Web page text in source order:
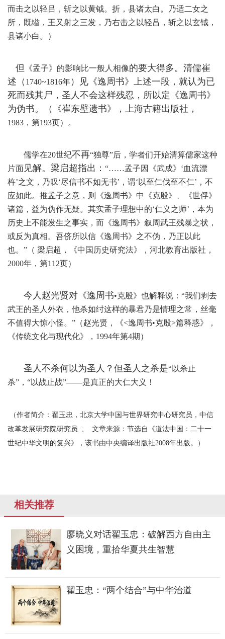
而击之以轻吕，斩之以黄钺。折，县诸太白。乃适二女之
所，既缢，王又射之三发，乃右击之以轻吕，斩之以玄钺，
县诸小白。）
但 《孟子》的影响比一般人 相像的要大得多。清儒崔
述（ 1740~1816年）见《逸周书》上述一段，就认为已
死而残其尸，圣人不会这样残忍，所以定《逸周书》
为伪书。（《崔东壁遗书》，上海古籍出版社，
1983，第193页）。
儒学在20世纪不再“独尊”后 ，学者们开始清算儒家这种
片面见解。梁启超指出： “……孟子因《武成》‘血流漂
杵’之文，乃叹‘尽信书不如无书’，谓‘以至仁伐至不仁’，不
应如此。推孟子之意，则《逸周书》中《克殷》、《世俘》
诸篇，益为伪作无疑。其实孟子理想中的‘仁义之师’，本为
历史上不能发生之事实，而《逸周书》叙周武王残暴之状，
或反为真相。吾侪所以信《逸周书》之不伪，乃正以此
也。”（ 梁启超，《中国历史研究法》，河北教育出版社，
2000年，第112页）
今人赵光贤对《逸周书•克殷》也解释说：“我们剥去
武王的圣人外衣，他杀如纣这样的暴君乃是情理之常，丝毫
不值得大惊小怪。”（赵光贤，《<逸周书•克殷>篇释惑》，
《传统文化与现代化》，1994年第4期）
圣人不杀何以为圣人？但圣人之杀是“以杀止
杀”，“以战止战”——是真正的大仁大义！
（作者简介：翟玉忠，北京大学中国与世界研究中心研究员，中信
改革发展研究院研究员 ; 文章来源：节选自《道法中国：二十一
世纪中华文明的复兴》，该书由中央编译出版社2008年出版。）
相关推荐
廖晓义对话翟玉忠：破解西方自由主
义困境，重拾华夏共生智慧
翟玉忠：“两个结合”与中华治道